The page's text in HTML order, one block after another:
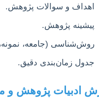
اهداف و سوالات پژوهش.
پیشینه پژوهش.
روش‌شناسی (جامعه،
جدول زمان‌بندی دقیق.
ادبیات پژوهش و